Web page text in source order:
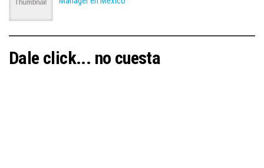
Dale click... no cuesta